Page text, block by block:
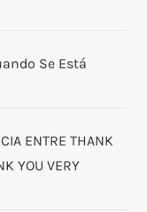
Se Está
ENTRE THANK
YOU VERY